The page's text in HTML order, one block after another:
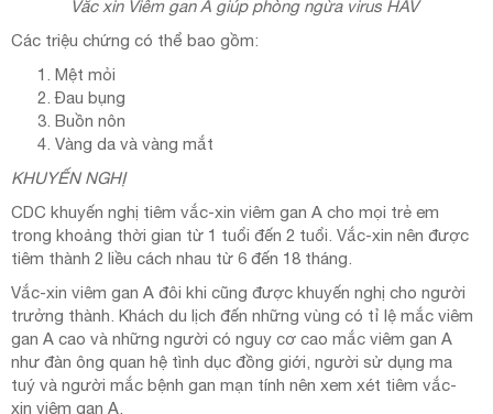
Vắc xin Viêm gan A giúp phòng ngừa virus HAV
Các triệu chứng có thể bao gồm:
Mệt mỏi
Đau bụng
Buồn nôn
Vàng da và vàng mắt
KHUYẾN NGHỊ
CDC khuyến nghị tiêm vắc-xin viêm gan A cho mọi trẻ em
trong khoảng thời gian từ 1 tuổi đến 2 tuổi. Vắc-xin nên được
tiêm thành 2 liều cách nhau từ 6 đến 18 tháng.
Vắc-xin viêm gan A đôi khi cũng được khuyến nghị cho người
trưởng thành. Khách du lịch đến những vùng có tỉ lệ mắc viêm
gan A cao và những người có nguy cơ cao mắc viêm gan A
như đàn ông quan hệ tình dục đồng giới, người sử dụng ma
tuý và người mắc bệnh gan mạn tính nên xem xét tiêm vắc-
xin viêm gan A.